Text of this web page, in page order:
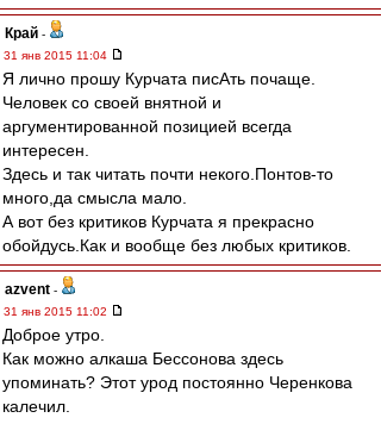
Край -
31 янв 2015 11:04
Я лично прошу Курчата писАть почаще.
Человек со своей внятной и
аргументированной позицией всегда
интересен.
Здесь и так читать почти некого.Понтов-то
много,да смысла мало.
А вот без критиков Курчата я прекрасно
обойдусь.Как и вообще без любых критиков.
azvent -
31 янв 2015 11:02
Доброе утро.
Как можно алкаша Бессонова здесь
упоминать? Этот урод постоянно Черенкова
калечил.